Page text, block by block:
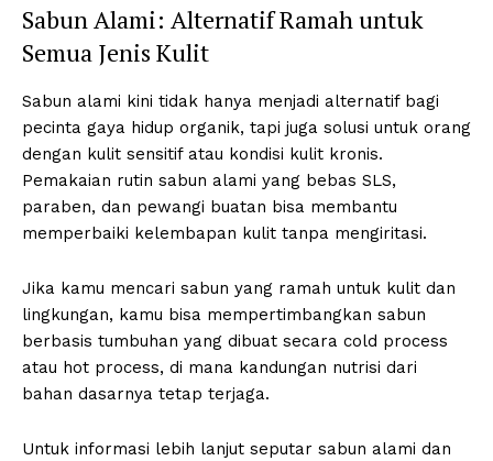
Sabun Alami: Alternatif Ramah untuk
Semua Jenis Kulit
Sabun alami kini tidak hanya menjadi alternatif bagi
pecinta gaya hidup organik, tapi juga solusi untuk orang
dengan kulit sensitif atau kondisi kulit kronis.
Pemakaian rutin sabun alami yang bebas SLS,
paraben, dan pewangi buatan bisa membantu
memperbaiki kelembapan kulit tanpa mengiritasi.
Jika kamu mencari sabun yang ramah untuk kulit dan
lingkungan, kamu bisa mempertimbangkan sabun
berbasis tumbuhan yang dibuat secara cold process
atau hot process, di mana kandungan nutrisi dari
bahan dasarnya tetap terjaga.
Untuk informasi lebih lanjut seputar sabun alami dan